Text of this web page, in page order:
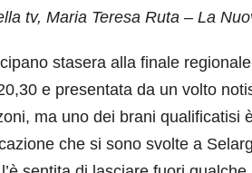
tv, Maria Teresa Ruta – La
stasera alla finale
e presentata da un volto
ma uno dei brani qualificatisi
che si sono svolte a